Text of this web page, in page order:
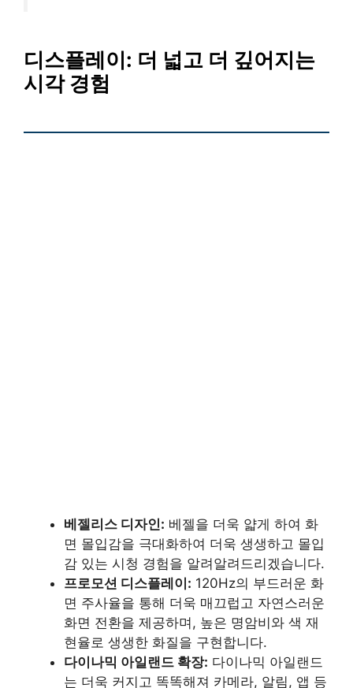
디스플레이: 더 넓고 더 깊어지는
시각 경험
베젤리스 디자인: 베젤을 더욱 얇게 하여 화
면 몰입감을 극대화하여 더욱 생생하고 몰입
감 있는 시청 경험을 알려알려드리겠습니다.
프로모션 디스플레이: 120Hz의 부드러운 화
면 주사율을 통해 더욱 매끄럽고 자연스러운
화면 전환을 제공하며, 높은 명암비와 색 재
현율로 생생한 화질을 구현합니다.
다이나믹 아일랜드 확장: 다이나믹 아일랜드
는 더욱 커지고 똑똑해져 카메라, 알림, 앱 등